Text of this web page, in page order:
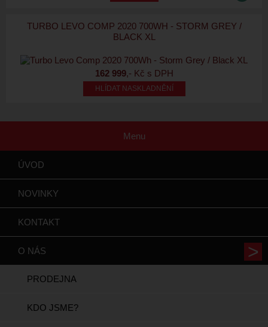
TURBO LEVO COMP 2020 700WH - STORM GREY /
BLACK XL
162 999,- Kč s DPH
HLÍDAT NASKLADNĚNÍ
Menu
ÚVOD
NOVINKY
KONTAKT
O NÁS
PRODEJNA
KDO JSME?